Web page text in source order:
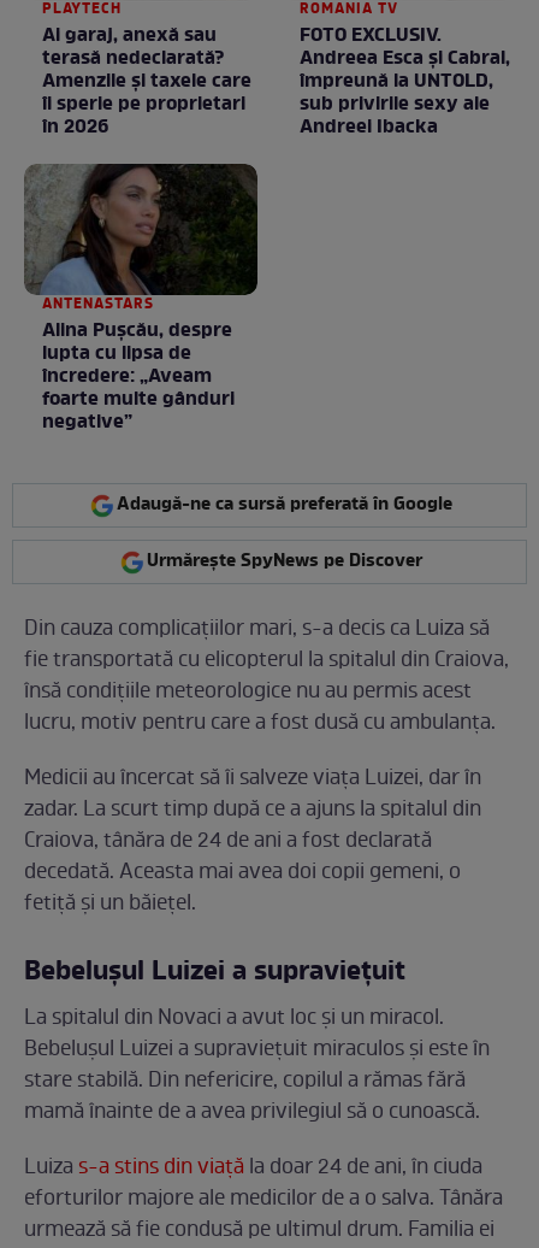
PLAYTECH
Ai garaj, anexă sau
terasă nedeclarată?
Amenzile și taxele care
îi sperie pe proprietari
în 2026
ROMANIA TV
FOTO EXCLUSIV.
Andreea Esca şi Cabral,
împreună la UNTOLD,
sub privirile sexy ale
Andreei Ibacka
ANTENASTARS
Alina Pușcău, despre
lupta cu lipsa de
încredere: „Aveam
foarte multe gânduri
negative”
Adaugă-ne ca sursă preferată în Google
Urmărește SpyNews pe Discover
Din cauza complicațiilor mari, s-a decis ca Luiza să
fie transportată cu elicopterul la spitalul din Craiova,
însă condițiile meteorologice nu au permis acest
lucru, motiv pentru care a fost dusă cu ambulanța.
Medicii au încercat să îi salveze viața Luizei, dar în
zadar. La scurt timp după ce a ajuns la spitalul din
Craiova, tânăra de 24 de ani a fost declarată
decedată. Aceasta mai avea doi copii gemeni, o
fetiță și un băiețel.
Bebelușul Luizei a supraviețuit
La spitalul din Novaci a avut loc și un miracol.
Bebelușul Luizei a supraviețuit miraculos și este în
stare stabilă. Din nefericire, copilul a rămas fără
mamă înainte de a avea privilegiul să o cunoască.
Luiza s-a stins din viață la doar 24 de ani, în ciuda
eforturilor majore ale medicilor de a o salva. Tânăra
urmează să fie condusă pe ultimul drum. Familia ei